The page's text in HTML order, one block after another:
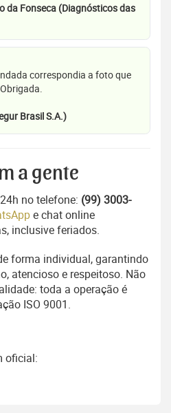
da Fonseca (Diagnósticos das
correspondia a foto que
Brasil S.A.)
a gente
no telefone: (99) 3003-
e chat online
inclusive feriados.
forma individual, garantindo
atencioso e respeitoso. Não
toda a operação é
ISO 9001.
oficial: